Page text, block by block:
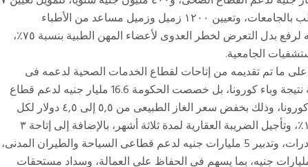
آلاف معيد ومدرس مساعد بكليات الطب بالجامعات، وتعيين ١٢٠٠ زميل وزميل مساعد من الأطباء
بالمستشفيات التعليمية، ٢,٦ مليار جنيه لرفع بدل التعرض لخطر العدوى لأعضاء المهن الطبية بنسبة ٧٥٪،
الجامعية.
ما تم تقديمه من إتاحات لقطاع الخدمات الصحية لدعمه فى
مواجهة ما تولد من ضغوط غير متوقعة نتيجة وباء كورونا، بل خصصت الحكومة 16.6 مليار جنيه لدعم قطاع
الصناعة فى مواجهة تداعيات فيروس كورونا، وذلك بخفض سعر الغاز الطبيعى من ٥,٥ إلى ٤,٥ دولار لكل
وحدة حرارية، وخفض سعر الكهرباء ١٠٪، وتأجيل الضريبة العقارية لمدة ثلاثة أشهر، بالإضافة إلى إتاحة ٣
مليارات جنيه لدعم صندوق تنمية الصادرات، وتدبير 5 مليارات جنيه لدعم قطاعى السياحة والطيران المدنى،
الاستثمارات الحكومية بنحو 10 مليارات جنيه، بما يسهم فى الحفاظ على العمالة، وسداد مستحقات